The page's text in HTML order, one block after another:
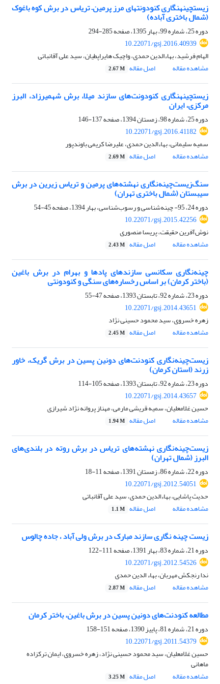
زیست‎چینه‎نگاری کنودونت‎های مرز پرمین– تریاس در برش کوه باغوک
(شمال باختری آباده)
دوره 25، شماره 99، بهار 1395، صفحه
285-294
10.22071/gsj.2016.40939
الهام فرشید، بهاء‏الدین حمدی، واچیک هایراپطیان، سید علی آقانباتی
مشاهده مقاله
اصل مقاله 2.67 M
زیست‎چینه‎نگاری کنودونت‌های سازند میلا، برش شهمیرزاد، البرز
مرکزی، ایران
دوره 25، شماره 98، زمستان 1394، صفحه
137-146
10.22071/gsj.2016.41182
سمیه سلیمانی، بهاءالدین حمدی، علیرضا کریمی باوندپور
مشاهده مقاله
اصل مقاله 2.69 M
سنگ‌زیست‌چینه‌نگاری نهشته‌های پرمین و تریاس زیرین در برش
سیبستان (شمال باختری تهران)
دوره 24، 95- چینه‌شناسی و رسوب‌شناسی، بهار 1394، صفحه
45-54
10.22071/gsj.2015.42256
نوش‌آفرین حقیقت، پریسا منصوری
مشاهده مقاله
اصل مقاله 2.43 M
چینه‌نگاری سکانسی سازندهای پادها و بهرام در برش باغین
(باختر کرمان) بر اساس رخساره‌های سنگی و کنودونتی
دوره 23، شماره 92، تابستان 1393، صفحه
47-55
10.22071/gsj.2014.43651
زهره خسروی، سید محمود حسینی نژاد
مشاهده مقاله
اصل مقاله 2.45 M
زیست‌چینه‌نگاری کنودنت‌های دونین پسین در برش گریک، خاور
زرند (استان کرمان)
دوره 23، شماره 92، تابستان 1393، صفحه
105-114
10.22071/gsj.2014.43657
حسین غلامعلیان، سمیه قریشی مارمی، مهناز پروانه نژاد شیرازی
مشاهده مقاله
اصل مقاله 1.94 M
زیست‌چینه‌نگاری نهشته‌های تریاس در برش روته در بلندی‌های
البرز (شمال تهران)
دوره 22، شماره 86، زمستان 1391، صفحه
11-18
10.22071/gsj.2012.54051
حدیث پاشایی، بهاﺀالدین حمدی، سید علی آقانباتی
مشاهده مقاله
اصل مقاله 1.1 M
زیست چینه نگاری سازند مبارک در برش ولی آباد ، جاده چالوس
دوره 21، شماره 83، بهار 1391، صفحه
111-122
10.22071/gsj.2012.54526
ندا رنجکش مهربان، بهاء الدین حمدی
مشاهده مقاله
اصل مقاله 2.87 M
مطالعه کنودنت‌های دونین پسین در برش باغین، باختر کرمان
دوره 21، شماره 81، پاییز 1390، صفحه
151-158
10.22071/gsj.2011.54379
حسین غلامعلیان، سید محمود حسینی نژاد، زهره خسروی، ایمان ترکزاده
ماهانی
مشاهده مقاله
اصل مقاله 3.25 M